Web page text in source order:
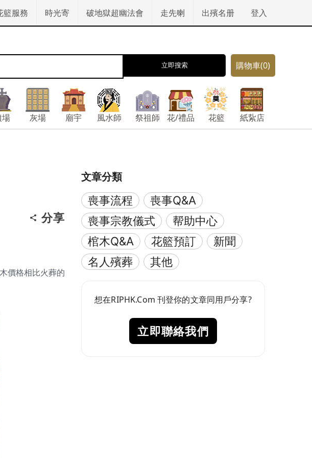
籃服務 時光寄 破地獄超幽法會 走先喇 出殯名册 登入
立即搜索 購物車(0)
場 灰場 廟宇 風水師 祭祖師 花/禮品 花籃 紙紥店
分享
價格相比火葬的
文章分類
喪事流程
喪事Q&A
喪事宗教儀式
帮助中心
棺木Q&A
花籃預訂
新聞
名人殯葬
其他
想在RIPHK.Com 刊登你的文章同用戶分享?
立即聯絡我們